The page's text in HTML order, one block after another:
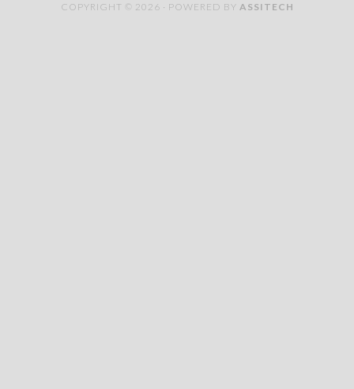
COPYRIGHT © 2026 · POWERED BY ASSITECH